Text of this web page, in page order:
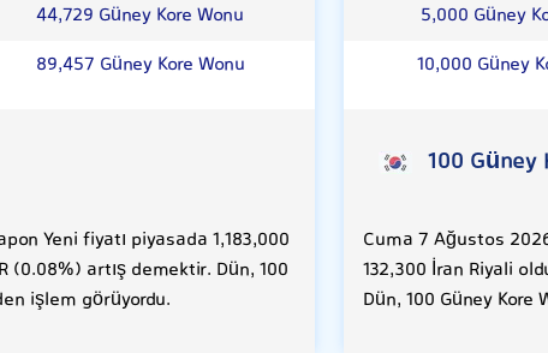
44,729 Güney Kore Wonu
89,457 Güney Kore Wonu
Yeni fiyatı piyasada 1,183,000
(0.08%) artış demektir. Dün, 100
işlem görüyordu.
5,000 Güney
10,000 Güney
100 Güney
Cuma 7 Ağustos
132,300 İran Riyali
Dün, 100 Güney